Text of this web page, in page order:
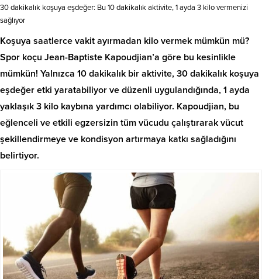
30 dakikalık koşuya eşdeğer: Bu 10 dakikalık aktivite, 1 ayda 3 kilo vermenizi
sağlıyor
Koşuya saatlerce vakit ayırmadan kilo vermek mümkün mü?
Spor koçu Jean-Baptiste Kapoudjian’a göre bu kesinlikle
mümkün! Yalnızca 10 dakikalık bir aktivite, 30 dakikalık koşuya
eşdeğer etki yaratabiliyor ve düzenli uygulandığında, 1 ayda
yaklaşık 3 kilo kaybına yardımcı olabiliyor. Kapoudjian, bu
eğlenceli ve etkili egzersizin tüm vücudu çalıştırarak vücut
şekillendirmeye ve kondisyon artırmaya katkı sağladığını
belirtiyor.